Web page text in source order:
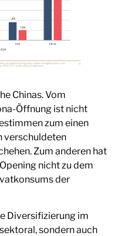
Chinas. Vom
Öffnung ist nicht
zum einen
verschuldeten
Zum anderen hat
nicht zu dem
der
Diversifizierung im
sondern auch